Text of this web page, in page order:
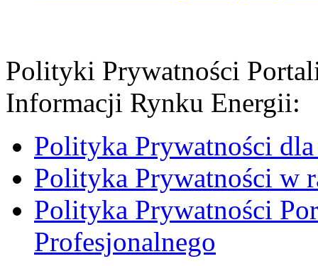
Polityki Prywatności
Informacji Rynku Energii:
Polityka Prywatności
Polityka Prywatności w
Polityka Prywatności
Profesjonalnego